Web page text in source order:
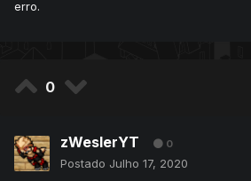
erro.
0
zWeslerYT 0
Postado Julho 17, 2020